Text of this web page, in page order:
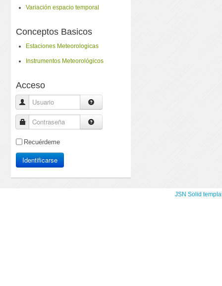
Variación espacio temporal
Conceptos Basicos
Estaciones Meteorologicas
Instrumentos Meteorológicos
Acceso
Usuario
Contraseña
Recuérdeme
Identificarse
JSN Solid